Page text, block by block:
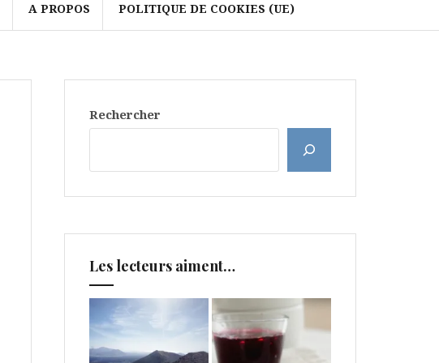
A PROPOS POLITIQUE DE COOKIES (UE)
Rechercher
Les lecteurs aiment…